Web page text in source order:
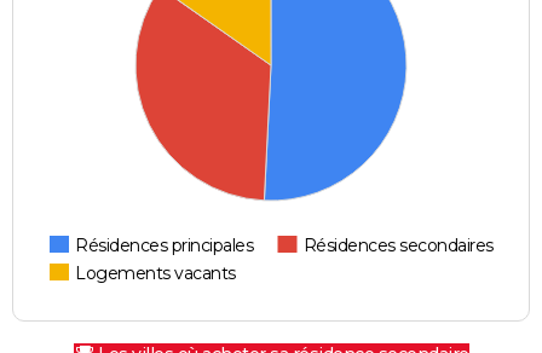
Résidences principales
Résidences secondaires
Logements vacants